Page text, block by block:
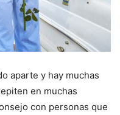
aparte y hay muchas
en muchas
con personas que